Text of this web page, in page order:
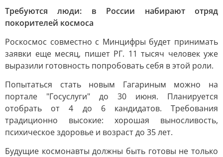
Требуются люди: в России набирают отряд
покорителей космоса
Роскосмос совместно с Минцифры будет принимать
заявки еще месяц, пишет РГ. 11 тысяч человек уже
выразили готовность попробовать себя в этой роли.
Попытаться стать новым Гагариным можно на
портале "Госуслуги" до 30 июня. Планируется
отобрать от 4 до 6 кандидатов. Требования
традиционно высокие: хорошая выносливость,
психическое здоровье и возраст до 35 лет.
Будущие космонавты должны быть готовы не только